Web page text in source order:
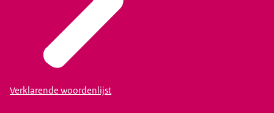
Verklarende woordenlijst